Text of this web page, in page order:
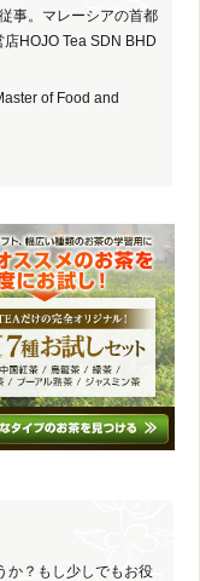
事。マレーシアの首都
HOJO Tea SDN BHD
of Food and
か？もし少しでもお役